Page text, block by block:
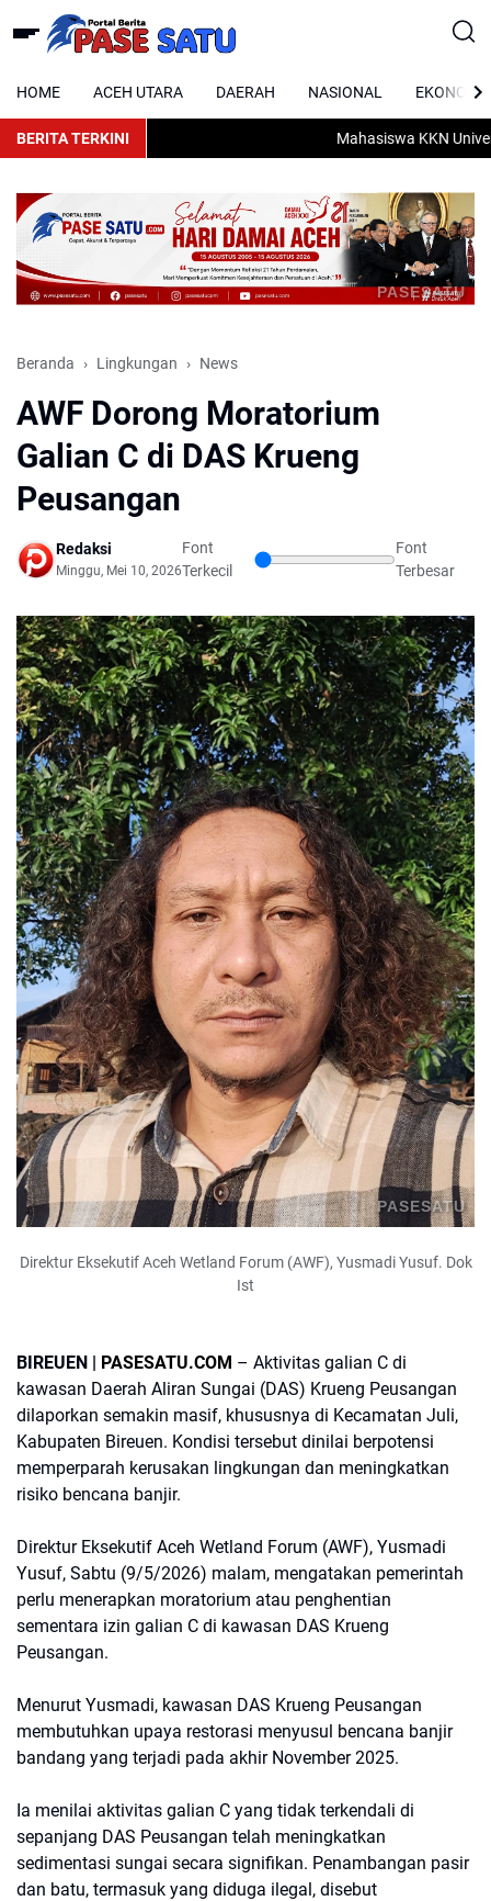
HOME ACEH UTARA DAERAH NASIONAL EKONOMI
BERITA TERKINI Mahasiswa KKN
PASESATU
Beranda Lingkungan News
AWF Dorong Moratorium
Galian C di DAS Krueng
Peusangan
Redaksi
Minggu, Mei 10, 2026
Font
Terkecil
Font
Terbesar
PASESATU
Direktur Eksekutif Aceh Wetland Forum (AWF), Yusmadi Yusuf. Dok
Ist
BIREUEN | PASESATU.COM – Aktivitas galian C di
kawasan Daerah Aliran Sungai (DAS) Krueng Peusangan
dilaporkan semakin masif, khususnya di Kecamatan Juli,
Kabupaten Bireuen. Kondisi tersebut dinilai berpotensi
memperparah kerusakan lingkungan dan meningkatkan
risiko bencana banjir.
Direktur Eksekutif Aceh Wetland Forum (AWF), Yusmadi
Yusuf, Sabtu (9/5/2026) malam, mengatakan pemerintah
perlu menerapkan moratorium atau penghentian
sementara izin galian C di kawasan DAS Krueng
Peusangan.
Menurut Yusmadi, kawasan DAS Krueng Peusangan
membutuhkan upaya restorasi menyusul bencana banjir
bandang yang terjadi pada akhir November 2025.
Ia menilai aktivitas galian C yang tidak terkendali di
sepanjang DAS Peusangan telah meningkatkan
sedimentasi sungai secara signifikan. Penambangan pasir
dan batu, termasuk yang diduga ilegal, disebut